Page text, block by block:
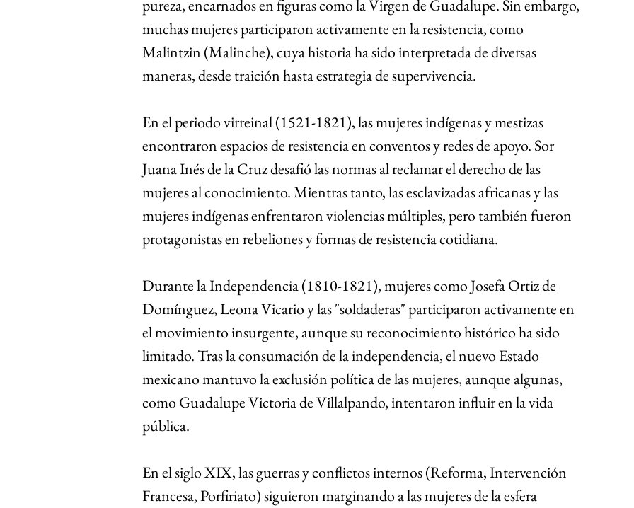
pureza, encarnados en figuras como la Virgen de Guadalupe. Sin embargo,
muchas mujeres participaron activamente en la resistencia, como
Malintzin (Malinche), cuya historia ha sido interpretada de diversas
maneras, desde traición hasta estrategia de supervivencia.
En el periodo virreinal (1521-1821), las mujeres indígenas y mestizas
encontraron espacios de resistencia en conventos y redes de apoyo. Sor
Juana Inés de la Cruz desafió las normas al reclamar el derecho de las
mujeres al conocimiento. Mientras tanto, las esclavizadas africanas y las
mujeres indígenas enfrentaron violencias múltiples, pero también fueron
protagonistas en rebeliones y formas de resistencia cotidiana.
Durante la Independencia (1810-1821), mujeres como Josefa Ortiz de
Domínguez, Leona Vicario y las "soldaderas" participaron activamente en
el movimiento insurgente, aunque su reconocimiento histórico ha sido
limitado. Tras la consumación de la independencia, el nuevo Estado
mexicano mantuvo la exclusión política de las mujeres, aunque algunas,
como Guadalupe Victoria de Villalpando, intentaron influir en la vida
pública.
En el siglo XIX, las guerras y conflictos internos (Reforma, Intervención
Francesa, Porfiriato) siguieron marginando a las mujeres de la esfera